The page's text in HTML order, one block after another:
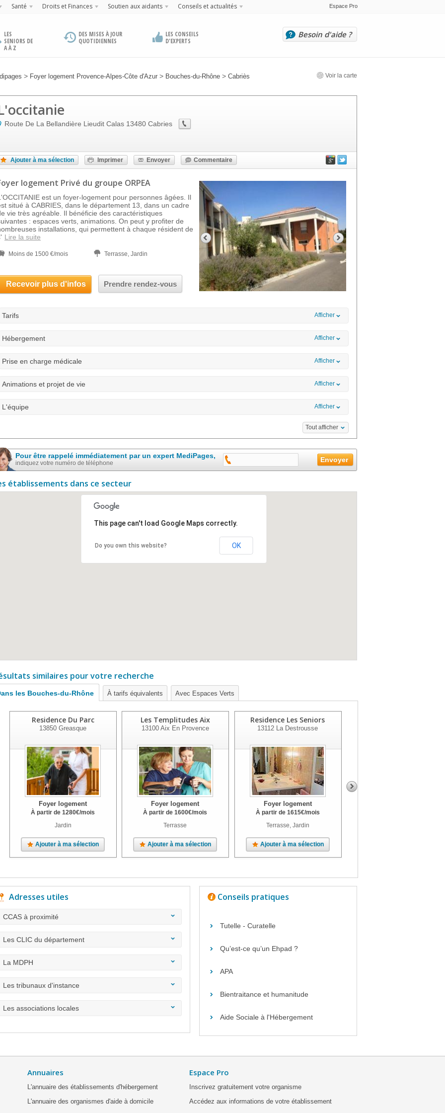
Santé Droits et Finances Soutien aux aidants Conseils et actualités Espace Pro
LES
SENIORS DE
A À Z
DES MISES À JOUR
QUOTIDIENNES
LES CONSEILS
D'EXPERTS
Besoin d'aide ?
> Foyer logement Provence-Alpes-Côte d'Azur > Bouches-du-Rhône > Cabriès Voir la carte
Route De La Bellandière Lieudit Calas 13480 Cabries
Ajouter à ma sélection Imprimer Envoyer Commentaire
logement Privé du groupe ORPEA
est un foyer-logement pour personnes âgées. Il
situé à CABRIES, dans le département 13, dans un cadre
vie très agréable. Il bénéficie des caractéristiques
: espaces verts, animations. On peut y profiter de
installations, qui permettent à chaque résident de
Lire la suite
Moins de 1500 €/mois Terrasse, Jardin
Recevoir plus d'infos Prendre rendez-vous
Tarifs Afficher
Hébergement Afficher
Prise en charge médicale Afficher
Animations et projet de vie Afficher
L'équipe Afficher
Tout afficher
Pour être rappelé immédiatement par un expert MediPages,
indiquez votre numéro de téléphone
établissements dans ce secteur
This page can't load Google Maps correctly.
Do you own this website? OK
similaires pour votre recherche
les Bouches-du-Rhône À tarifs équivalents Avec Espaces Verts
Residence Du Parc
13850 Greasque
Foyer logement
À partir de 1280€/mois
Jardin
Ajouter à ma sélection
Les Templitudes Aix
13100Aix En Provence
Foyer logement
À partir de1600€/mois
Terrasse
Ajouter à ma sélection
Residence Les Seniors
13112 La Destrousse
Foyer logement
À partir de 1615€/mois
Terrasse, Jardin
Ajouter à ma sélection
Adresses utiles
CCAS à proximité
Les CLIC du département
La MDPH
Les tribunaux d'instance
Les associations locales
Conseils pratiques
Tutelle - Curatelle
Qu’est-ce qu’un Ehpad ?
APA
Bientraitance et humanitude
Aide Sociale à l'Hébergement
Annuaires
L'annuaire des établissements d'hébergement
L'annuaire des organismes d'aide à domicile
Espace Pro
Inscrivez gratuitement votre organisme
Accédez aux informations de votre établissement